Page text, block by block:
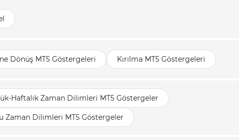
Dönüş MT5 Göstergeleri Kırılma MT5 Göstergeleri
Haftalık Zaman Dilimleri MT5 Göstergeler
Zaman Dilimleri MT5 Göstergeler